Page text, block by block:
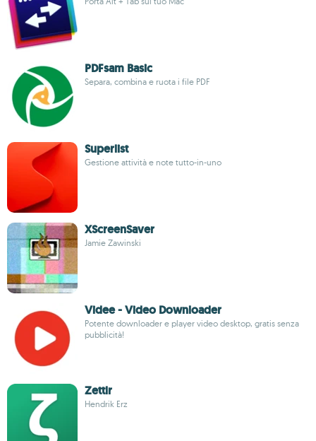
PDFsam Basic
Separa, combina e ruota i file PDF
Superlist
Gestione attività e note tutto-in-uno
XScreenSaver
Jamie Zawinski
Videe - Video Downloader
Potente downloader e player video desktop, gratis senza
pubblicità!
Zettlr
Hendrik Erz